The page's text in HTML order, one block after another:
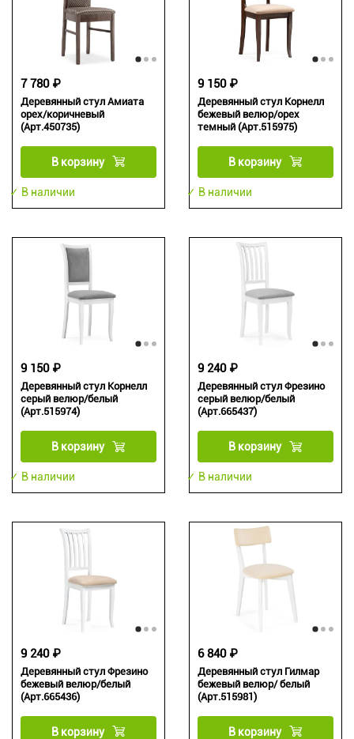
Деревянный стул Амиата
орех/коричневый
(Арт.450735)
7 780 ₽
В корзину
✓ В наличии
Деревянный стул Корнелл
бежевый велюр/орех
темный (Арт.515975)
9 150 ₽
В корзину
✓ В наличии
Деревянный стул Корнелл
серый велюр/белый
(Арт.515974)
9 150 ₽
В корзину
✓ В наличии
Деревянный стул Фрезино
серый велюр/белый
(Арт.665437)
9 240 ₽
В корзину
✓ В наличии
Деревянный стул Фрезино
бежевый велюр/белый
(Арт.665436)
9 240 ₽
В корзину
Деревянный стул Гилмар
бежевый велюр/ белый
(Арт.515981)
6 840 ₽
В корзину